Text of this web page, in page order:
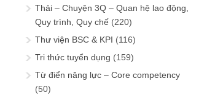
Thải – Chuyện 3Q – Quan hệ lao động,
Quy trình, Quy chế (220)
Thư viện BSC & KPI (116)
Tri thức tuyển dụng (159)
Từ điển năng lực – Core competency
(50)